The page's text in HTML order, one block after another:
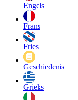
Engels
Frans
Fries
Geschiedenis
Grieks